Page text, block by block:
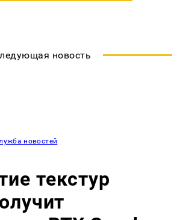
новость
новостей
текстур